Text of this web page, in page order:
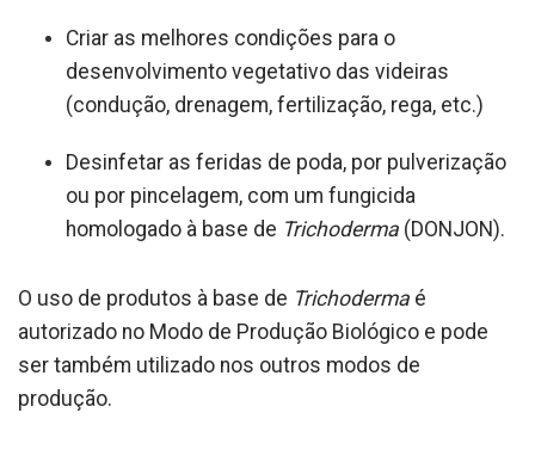
Criar as melhores condições para o
desenvolvimento vegetativo das videiras
(condução, drenagem, fertilização, rega, etc.)
Desinfetar as feridas de poda, por pulverização
ou por pincelagem, com um fungicida
homologado à base de Trichoderma (DONJON).
O uso de produtos à base de Trichoderma é
autorizado no Modo de Produção Biológico e pode
ser também utilizado nos outros modos de
produção.